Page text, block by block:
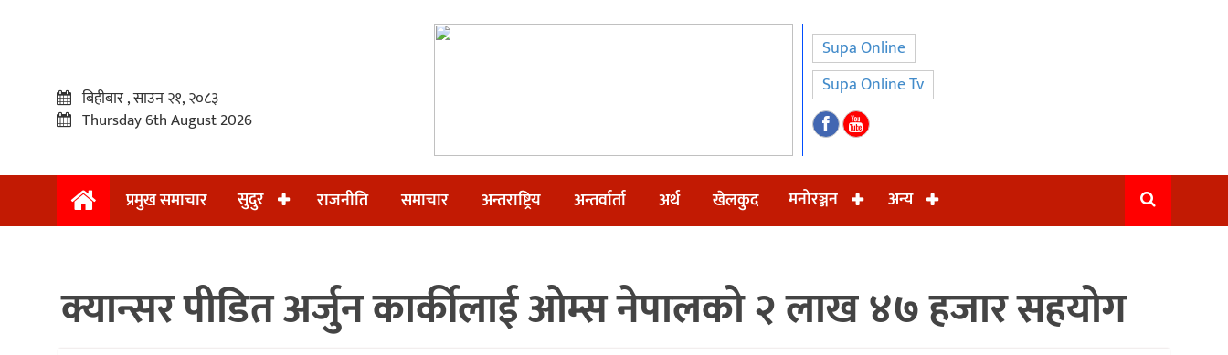
प्रमुख
बिहीबार , साउन २१, २०८३
Thursday 6th August 2026
Supa Online
Supa Online Tv
प्रमुख समाचार सुदुर राजनीति समाचार अन्तराष्ट्रिय अन्तर्वार्ता अर्थ खेलकुद मनोरञ्जन अन्य
क्यान्सर पीडित अर्जुन कार्कीलाई ओम्स नेपालको २ लाख ४७ हजार सहयोग